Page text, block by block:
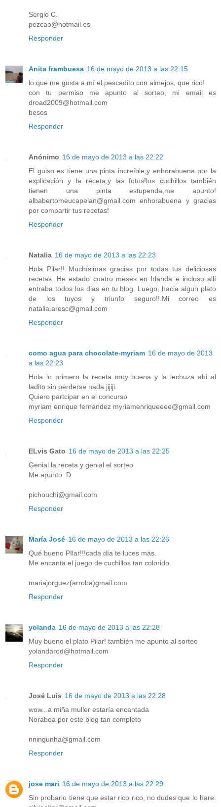
Sergio C.
pezcao@hotmail.es
Responder
Anita frambuesa 16 de mayo de 2013 a las 22:15
lo que me gusta a mí el pescadito con almejos, que rico!
con tu permiso me apunto al sorteo, mi email es
droad2009@hotmail.com
besos
Responder
Anónimo 16 de mayo de 2013 a las 22:22
El guiso es tiene una pinta increíble,y enhorabuena por la
explicación y la receta,y las fotos!los cuchillos también
tienen una pinta estupenda,me apunto!
albabertomeucapelan@gmail.com enhorabuena y gracias
por compartir tus recetas!
Responder
Natalia 16 de mayo de 2013 a las 22:23
Hola Pilar!! Muchísimas gracias por todas tus deliciosas
recetas. He estado cuatro meses en Irlanda e incluso allí
entraba todos los dias en tu blog. Luego, hacia algun plato
de los tuyos y triunfo seguro!!.Mi correo es
natalia.aresc@gmail.com
Responder
como agua para chocolate-myriam 16 de mayo de 2013
a las 22:23
Hola lo primero la receta muy buena y la lechuza ahi al
ladito sin perderse nada jijiji.
Quiero partcipar en el concurso
myriam enrique fernandez myriamenriqueeee@gmail.com
Responder
ELvis Gato 16 de mayo de 2013 a las 22:25
Genial la receta y genial el sorteo
Me apunto :D
pichouchi@gmail.com
Responder
María José 16 de mayo de 2013 a las 22:26
Qué bueno PIlar!!!cada día te luces más.
Me encanta el juego de cuchillos tan colorido.
mariajorguez(arroba)gmail.com
Responder
yolanda 16 de mayo de 2013 a las 22:28
Muy bueno el plato Pilar! también me apunto al sorteo
yolandarod@hotmail.com
Responder
José Luis 16 de mayo de 2013 a las 22:28
wow...a miña muller estaría encantada
Noraboa por este blog tan completo
nningunha@gmail.com
Responder
jose mari 16 de mayo de 2013 a las 22:29
Sin probarlo tiene que estar rico rico, no dudes que lo hare.